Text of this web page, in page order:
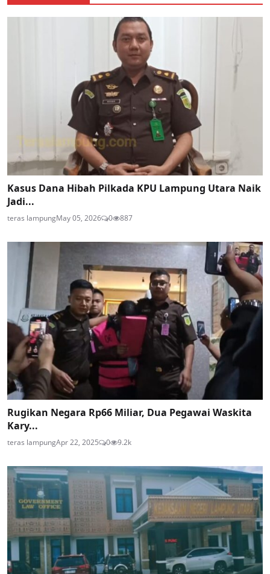
Kasus Dana Hibah Pilkada KPU Lampung Utara Naik
Jadi...
teras lampungMay 05, 2026 0 887
Rugikan Negara Rp66 Miliar, Dua Pegawai Waskita
Kary...
teras lampungApr 22, 2025 0 9.2k